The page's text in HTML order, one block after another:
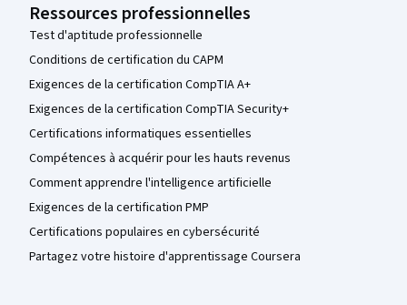
Ressources professionnelles
Test d'aptitude professionnelle
Conditions de certification du CAPM
Exigences de la certification CompTIA A+
Exigences de la certification CompTIA Security+
Certifications informatiques essentielles
Compétences à acquérir pour les hauts revenus
Comment apprendre l'intelligence artificielle
Exigences de la certification PMP
Certifications populaires en cybersécurité
Partagez votre histoire d'apprentissage Coursera